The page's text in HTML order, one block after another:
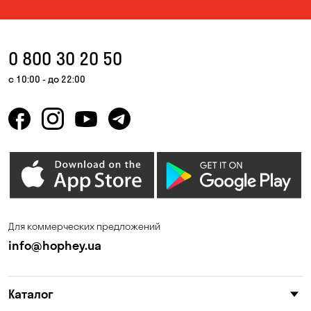
0 800 30 20 50
с 10:00 - до 22:00
Для коммерческих предложений
info@hophey.ua
Каталог